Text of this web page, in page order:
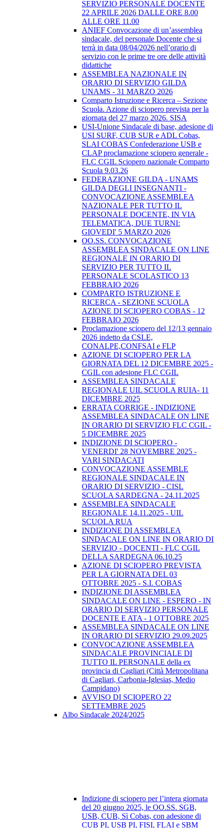
SERVIZIO PERSONALE DOCENTE
22 APRILE 2026 DALLE ORE 8.00
ALLE ORE 11.00
ANIEF Convocazione di un’assemblea
sindacale, del personale Docente che si
terrà in data 08/04/2026 nell’orario di
servizio con le prime tre ore delle attività
didattiche
ASSEMBLEA NAZIONALE IN
ORARIO DI SERVIZIO GILDA
UNAMS - 31 MARZO 2026
Comparto Istruzione e Ricerca – Sezione
Scuola. Azione di sciopero prevista per la
giornata del 27 marzo 2026. SISA
USI-Unione Sindacale di base, adesione di
USI SURF, CUB SUR e ADL Cobas,
SLAI COBAS Confederazione USB e
CLAP proclamazione sciopero generale -
FLC CGIL Sciopero nazionale Comparto
Scuola 9.03.26
FEDERAZIONE GILDA - UNAMS
GILDA DEGLI INSEGNANTI -
CONVOCAZIONE ASSEMBLEA
NAZIONALE PER TUTTO IL
PERSONALE DOCENTE, IN VIA
TELEMATICA, DUE TURNI:
GIOVEDI' 5 MARZO 2026
OO.SS. CONVOCAZIONE
ASSEMBLEA SINDACALE ON LINE
REGIONALE IN ORARIO DI
SERVIZIO PER TUTTO IL
PERSONALE SCOLASTICO 13
FEBBRAIO 2026
COMPARTO ISTRUZIONE E
RICERCA - SEZIONE SCUOLA
AZIONE DI SCIOPERO COBAS - 12
FEBBRAIO 2026
Proclamazione sciopero del 12/13 gennaio
2026 indetto da CSLE,
CONALPE,CONFSAI e FLP
AZIONE DI SCIOPERO PER LA
GIORNATA DEL 12 DICEMBRE 2025 -
CGIL con adesione FLC CGIL
ASSEMBLEA SINDACALE
REGIONALE UIL SCUOLA RUIA- 11
DICEMBRE 2025
ERRATA CORRIGE - INDIZIONE
ASSEMBLEA SINDACALE ON LINE
IN ORARIO DI SERVIZIO FLC CGIL -
5 DICEMBRE 2025
INDIZIONE DI SCIOPERO -
VENERDI' 28 NOVEMBRE 2025 -
VARI SINDACATI
CONVOCAZIONE ASSEMBLE
REGIONALE SINDACALE IN
ORARIO DI SERVIZIO - CISL
SCUOLA SARDEGNA - 24.11.2025
ASSEMBLEA SINDACALE
REGIONALE 14.11.2025 - UIL
SCUOLA RUA
INDIZIONE DI ASSEMBLEA
SINDACALE ON LINE IN ORARIO DI
SERVIZIO - DOCENTI - FLC CGIL
DELLA SARDEGNA 06.10.25
AZIONE DI SCIOPERO PREVISTA
PER LA GIORNATA DEL 03
OTTOBRE 2025 - S.I. COBAS
INDIZIONE DI ASSEMBLEA
SINDACALE ON LINE - ESPERO - IN
ORARIO DI SERVIZIO PERSONALE
DOCENTE E ATA - 1 OTTOBRE 2025
ASSEMBLEA SINDACALE ON LINE
IN ORARIO DI SERVIZIO 29.09.2025
CONVOCAZIONE ASSEMBLEA
SINDACALE PROVINCIALE DI
TUTTO IL PERSONALE della ex
provincia di Cagliari (Città Metropolitana
di Cagliari, Carbonia-Iglesias, Medio
Campidano)
AVVISO DI SCIOPERO 22
SETTEMBRE 2025
Albo Sindacale 2024/2025
Indizione di sciopero per l’intera giornata
del 20 giugno 2025, le OO.SS. SGB,
USB, CUB, Sì Cobas, con adesione di
CUB PI, USB PI, FISI, FLAI e SBM